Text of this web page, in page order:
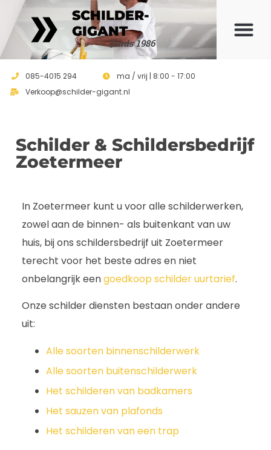
SCHILDER-
GIGANT
Sinds 1986
085-4015 294
ma / vrij | 8:00 - 17:00
Verkoop@schilder-gigant.nl
Schilder & Schildersbedrijf
Zoetermeer
In Zoetermeer kunt u voor alle schilderwerken,
zowel aan de binnen- als buitenkant van uw
huis, bij ons schildersbedrijf uit Zoetermeer
terecht voor het beste adres en niet
onbelangrijk eengoedkoop schilder uurtarief.
Onze schilder diensten bestaan onder andere
uit:
Alle soorten binnenschilderwerk
Alle soorten buitenschilderwerk
Het schilderen van badkamers
Het sauzen van plafonds
Het schilderen van een trap